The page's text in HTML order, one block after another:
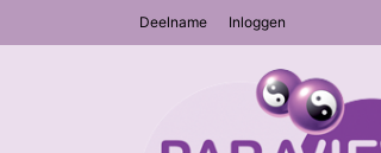
Deelname Inloggen